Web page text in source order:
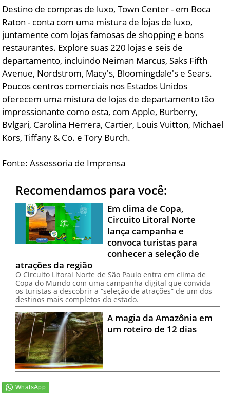
Destino de compras de luxo, Town Center - em Boca
Raton - conta com uma mistura de lojas de luxo,
juntamente com lojas famosas de shopping e bons
restaurantes. Explore suas 220 lojas e seis de
departamento, incluindo Neiman Marcus, Saks Fifth
Avenue, Nordstrom, Macy's, Bloomingdale's e Sears.
Poucos centros comerciais nos Estados Unidos
oferecem uma mistura de lojas de departamento tão
impressionante como esta, com Apple, Burberry,
Bvlgari, Carolina Herrera, Cartier, Louis Vuitton, Michael
Kors, Tiffany & Co. e Tory Burch.
Fonte: Assessoria de Imprensa
Recomendamos para você:
Em clima de Copa,
Circuito Litoral Norte
lança campanha e
convoca turistas para
conhecer a seleção de
atrações da região
O Circuito Litoral Norte de São Paulo entra em clima de
Copa do Mundo com uma campanha digital que convida
os turistas a descobrir a “seleção de atrações” de um dos
destinos mais completos do estado.
A magia da Amazônia em
um roteiro de 12 dias